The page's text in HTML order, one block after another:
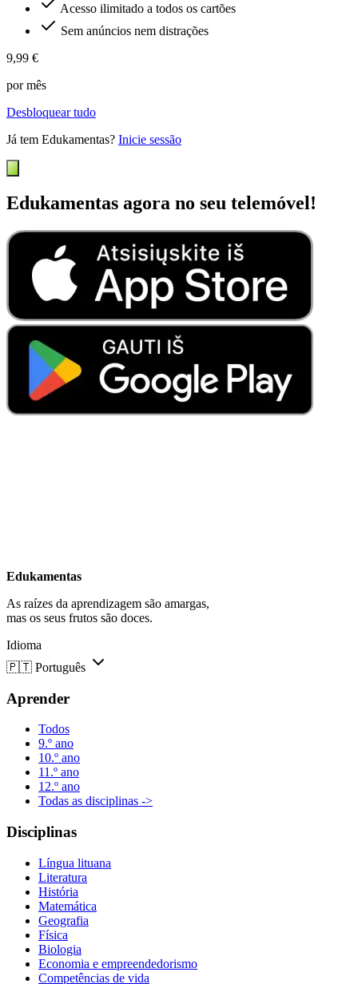
Acesso ilimitado a todos os cartões
Sem anúncios nem distrações
9,99 €
por mês
Desbloquear tudo
Já tem Edukamentas? Inicie sessão
Edukamentas agora no seu telemóvel!
Edukamentas
As raízes da aprendizagem são amargas,
mas os seus frutos são doces.
Idioma
🇵🇹 Português
Aprender
Todos
9.º ano
10.º ano
11.º ano
12.º ano
Todas as disciplinas ->
Disciplinas
Língua lituana
Literatura
História
Matemática
Geografia
Física
Biologia
Economia e empreendedorismo
Competências de vida